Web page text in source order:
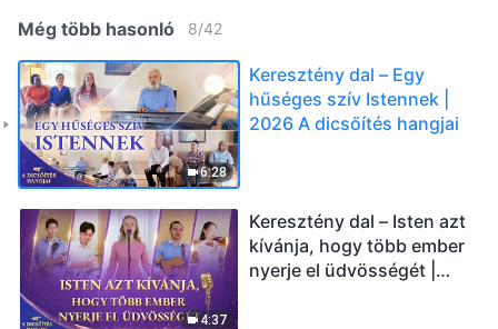
Még több hasonló 8/42
6:28
Keresztény dal – Egy
hűséges szív Istennek |
2026 A dicsőítés hangjai
4:37
Keresztény dal – Isten azt
kívánja, hogy több ember
nyerje el üdvösségét |